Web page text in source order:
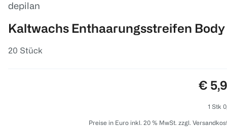
depilan
Kaltwachs Enthaarungsstreifen Body
20 Stück
€
1 Stk
Preise in Euro inkl. 20 % MwSt. zzgl.